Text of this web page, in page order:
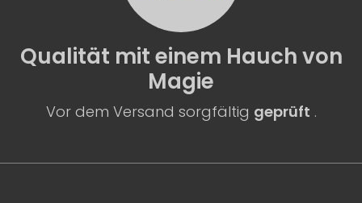
Qualität mit einem Hauch von
Magie
Vor dem Versand sorgfältig geprüft .